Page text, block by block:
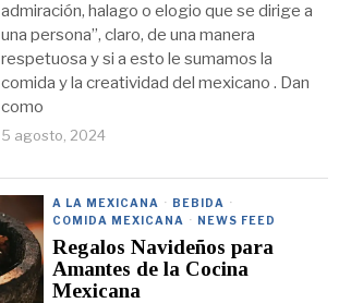
admiración, halago o elogio que se dirige a
una persona”, claro, de una manera
respetuosa y si a esto le sumamos la
comida y la creatividad del mexicano . Dan
como
5 agosto, 2024
A LA MEXICANA · BEBIDA ·
COMIDA MEXICANA · NEWS FEED
Regalos Navideños para
Amantes de la Cocina
Mexicana